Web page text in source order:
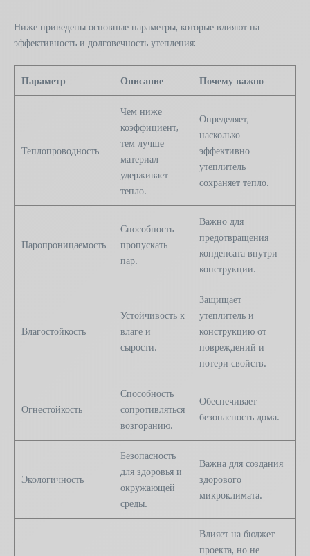
Ниже приведены основные параметры, которые влияют на
эффективность и долговечность утепления:
Параметр Описание Почему важно
Теплопроводность
Чем ниже
коэффициент,
тем лучше
материал
удерживает
тепло.
Определяет,
насколько
эффективно
утеплитель
сохраняет тепло.
Паропроницаемость
Способность
пропускать
пар.
Важно для
предотвращения
конденсата внутри
конструкции.
Влагостойкость
Устойчивость к
влаге и
сырости.
Защищает
утеплитель и
конструкцию от
повреждений и
потери свойств.
Огнестойкость
Способность
сопротивляться
возгоранию.
Обеспечивает
безопасность дома.
Экологичность
Безопасность
для здоровья и
окружающей
среды.
Важна для создания
здорового
микроклимата.
Влияет на бюджет
проекта, но не